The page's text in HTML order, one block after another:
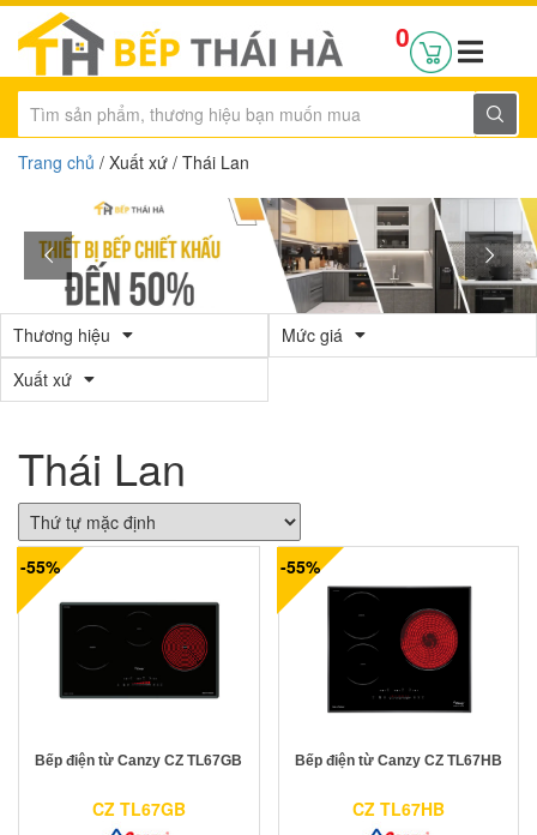
0
Trang chủ / Xuất xứ / Thái Lan
Thương hiệu
Mức giá
Xuất xứ
Thái Lan
-55%
Bếp điện từ Canzy CZ TL67GB
CZ TL67GB
-55%
Bếp điện từ Canzy CZ TL67HB
CZ TL67HB